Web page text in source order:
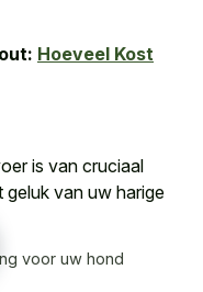
Hoeveel Kost
is van cruciaal
van uw harige
voor uw hond